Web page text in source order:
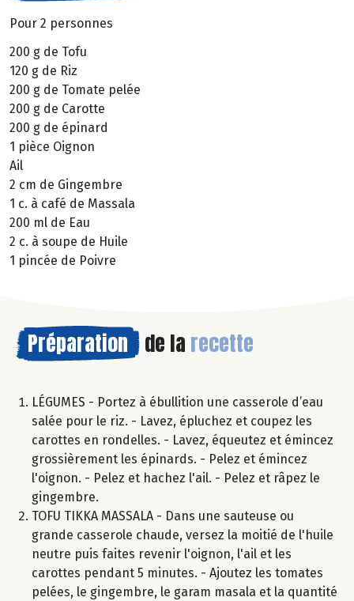
Pour 2 personnes
200 g de Tofu
120 g de Riz
200 g de Tomate pelée
200 g de Carotte
200 g de épinard
1 pièce Oignon
Ail
2 cm de Gingembre
1 c. à café de Massala
200 ml de Eau
2 c. à soupe de Huile
1 pincée de Poivre
Préparation de la recette
LÉGUMES - Portez à ébullition une casserole d’eau
salée pour le riz. - Lavez, épluchez et coupez les
carottes en rondelles. - Lavez, équeutez et émincez
grossièrement les épinards. - Pelez et émincez
l'oignon. - Pelez et hachez l'ail. - Pelez et râpez le
gingembre.
TOFU TIKKA MASSALA - Dans une sauteuse ou
grande casserole chaude, versez la moitié de l'huile
neutre puis faites revenir l'oignon, l'ail et les
carottes pendant 5 minutes. - Ajoutez les tomates
pelées, le gingembre, le garam masala et la quantité